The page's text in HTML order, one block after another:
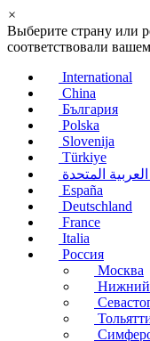
×
Выберите страну или
соответствовали
International
China
България
Polska
Slovenija
Türkiye
العربية المتحدة
España
Deutschland
France
Italia
Россия
Москва
Нижний